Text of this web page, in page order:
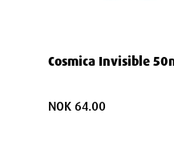
Cosmica Invisible
NOK 64.00